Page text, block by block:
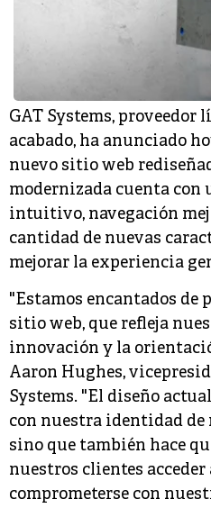
GAT Systems, proveedor
acabado, ha anunciado
nuevo sitio web
modernizada cuenta con
intuitivo, navegación
cantidad de nuevas
mejorar la experiencia
"Estamos encantados de
sitio web, que refleja
innovación y la
Aaron Hughes,
Systems. "El diseño
con nuestra identidad de
sino que también hace
nuestros clientes
comprometerse con